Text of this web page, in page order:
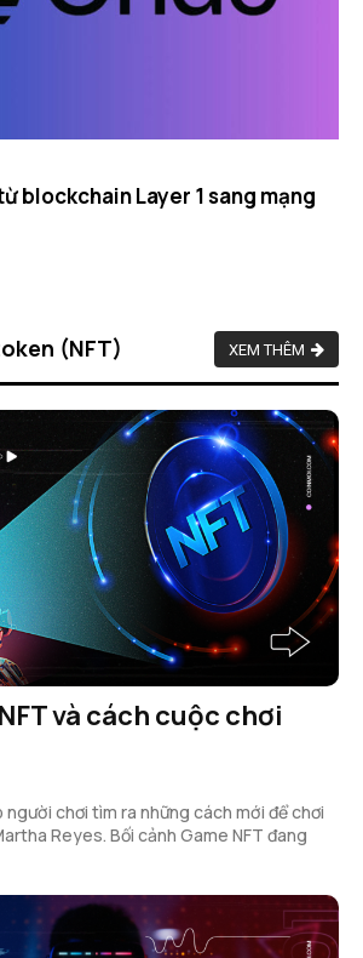
blockchain Layer 1 sang mạng
(NFT) XEM THÊM
và cách cuộc chơi
người chơi tìm ra những cách mới để chơi
Reyes. Bối cảnh Game NFT đang